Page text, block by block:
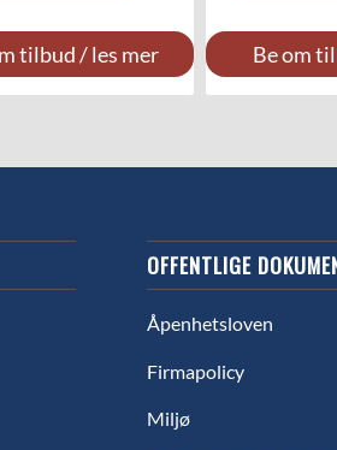
tilbud / les mer Be om
OFFENTLIGE
Åpenhetsloven
Firmapolicy
Miljø